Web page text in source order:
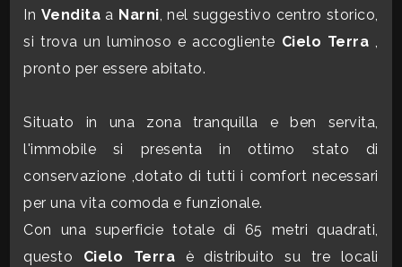
In Vendita a Narni, nel suggestivo centro storico,
si trova un luminoso e accogliente Cielo Terra ,
pronto per essere abitato.
Situato in una zona tranquilla e ben servita,
l'immobile si presenta in ottimo stato di
conservazione ,dotato di tutti i comfort necessari
per una vita comoda e funzionale.
Con una superficie totale di 65 metri quadrati,
questo Cielo Terra è distribuito su tre locali
CONTATTI
Residenziali
Commerciali
Industriali
Terreni
Prezzo